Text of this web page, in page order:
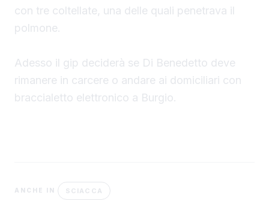
con tre coltellate, una delle quali penetrava il
polmone.
Adesso il gip deciderà se Di Benedetto deve
rimanere in carcere o andare ai domiciliari con
braccialetto elettronico a Burgio.
ANCHE IN SCIACCA